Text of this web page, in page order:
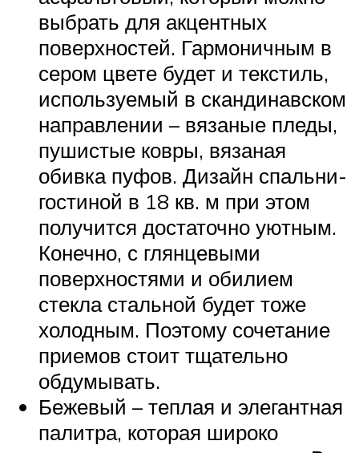
выбрать для акцентных
поверхностей. Гармоничным в
сером цвете будет и текстиль,
используемый в скандинавском
направлении – вязаные пледы,
пушистые ковры, вязаная
обивка пуфов. Дизайн спальни-
гостиной в 18 кв. м при этом
получится достаточно уютным.
Конечно, с глянцевыми
поверхностями и обилием
стекла стальной будет тоже
холодным. Поэтому сочетание
приемов стоит тщательно
обдумывать.
Бежевый – теплая и элегантная
палитра, которая широко